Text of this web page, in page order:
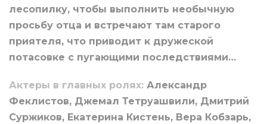
лесопилку, чтобы выполнить необычную
просьбу отца и встречают там старого
приятеля, что приводит к дружеской
потасовке с пугающими последствиями…
Актеры в главных ролях: Александр
Феклистов, Джемал Тетруашвили, Дмитрий
Суржиков, Екатерина Кистень, Вера Кобзарь,